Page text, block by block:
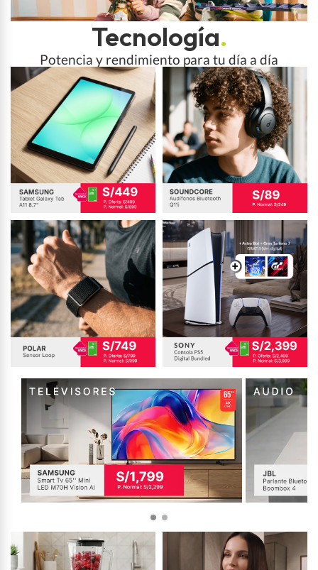
Tecnología.
Potencia y rendimiento para tu día a día